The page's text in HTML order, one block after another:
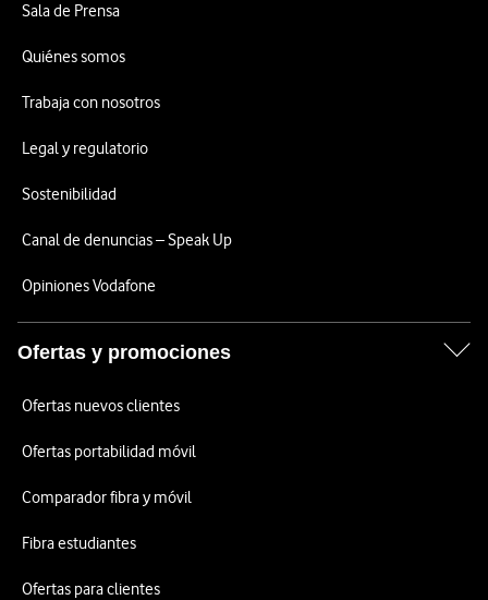
Sala de Prensa
Quiénes somos
Trabaja con nosotros
Legal y regulatorio
Sostenibilidad
Canal de denuncias – Speak Up
Opiniones Vodafone
Ofertas y promociones
Ofertas nuevos clientes
Ofertas portabilidad móvil
Comparador fibra y móvil
Fibra estudiantes
Ofertas para clientes